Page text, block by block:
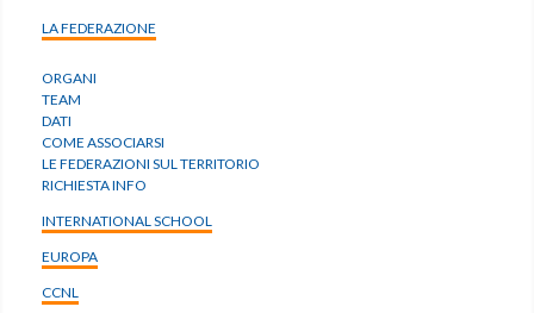
LA FEDERAZIONE
ORGANI
TEAM
DATI
COME ASSOCIARSI
LE FEDERAZIONI SUL TERRITORIO
RICHIESTA INFO
INTERNATIONAL SCHOOL
EUROPA
CCNL